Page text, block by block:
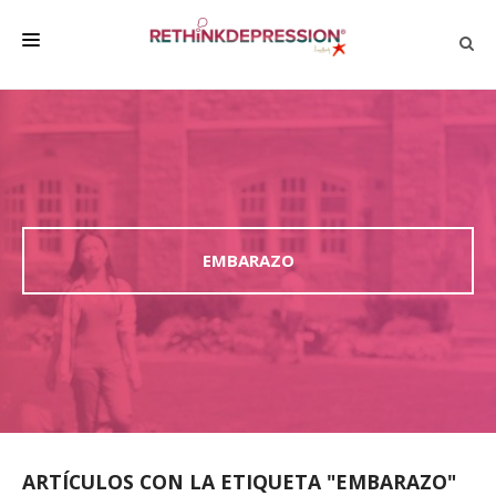
HABLAR CON LOS DEMÁS
BIENESTAR
FAMILIA Y AMIGOS
EMPRESA
DEPRESSÃO SEM RODEIOS
EMBARAZO
ARTÍCULOS CON LA ETIQUETA "EMBARAZO"